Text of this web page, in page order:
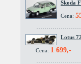
Škoda
Cena:
Lotus
Cena: 1 699,-